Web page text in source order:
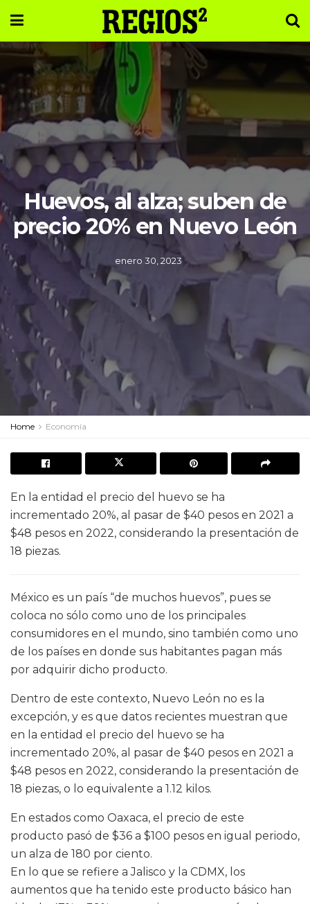
Huevos, al alza; suben de
precio 20% en Nuevo León
enero 30, 2023
Home Economía
En la entidad el precio del huevo se ha
incrementado 20%, al pasar de $40 pesos en 2021 a
$48 pesos en 2022, considerando la presentación de
18 piezas.
México es un país “de muchos huevos”, pues se
coloca no sólo como uno de los principales
consumidores en el mundo, sino también como uno
de los países en donde sus habitantes pagan más
por adquirir dicho producto.
Dentro de este contexto, Nuevo León no es la
excepción, y es que datos recientes muestran que
en la entidad el precio del huevo se ha
incrementado 20%, al pasar de $40 pesos en 2021 a
$48 pesos en 2022, considerando la presentación de
18 piezas, o lo equivalente a 1.12 kilos.
En estados como Oaxaca, el precio de este
producto pasó de $36 a $100 pesos en igual periodo,
un alza de 180 por ciento.
En lo que se refiere a Jalisco y la CDMX, los
aumentos que ha tenido este producto básico han